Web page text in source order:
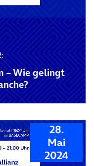
– Wie gelingt
28.
Mai
2024